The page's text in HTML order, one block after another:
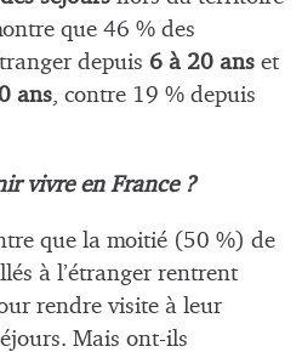
que 46 % des
depuis 6 à 20 ans et
ans, contre 19 % depuis
vivre en France ?
que la moitié (50 %) de
à l’étranger rentrent
rendre visite à leur
Mais ont-ils